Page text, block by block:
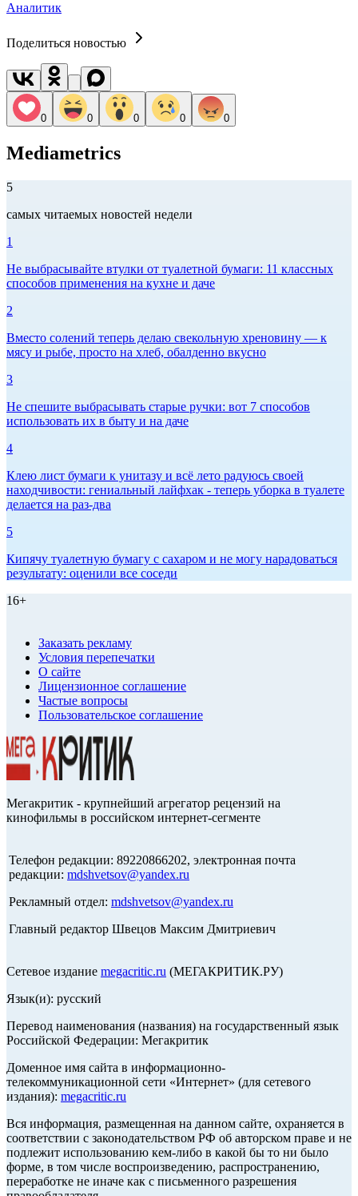
Аналитик
Поделиться новостью
0 0 0 0 0
Mediametrics
5
самых читаемых новостей недели
1
Не выбрасывайте втулки от туалетной бумаги: 11 классных
способов применения на кухне и даче
2
Вместо солений теперь делаю свекольную хреновину — к
мясу и рыбе, просто на хлеб, обалденно вкусно
3
Не спешите выбрасывать старые ручки: вот 7 способов
использовать их в быту и на даче
4
Клею лист бумаги к унитазу и всё лето радуюсь своей
находчивости: гениальный лайфхак - теперь уборка в туалете
делается на раз-два
5
Кипячу туалетную бумагу с сахаром и не могу нарадоваться
результату: оценили все соседи
16+
Заказать рекламу
Условия перепечатки
О сайте
Лицензионное соглашение
Частые вопросы
Пользовательское соглашение
Мегакритик - крупнейший агрегатор рецензий на
кинофильмы в российском интернет-сегменте
Телефон редакции: 89220866202, электронная почта
редакции: mdshvetsov@yandex.ru
Рекламный отдел: mdshvetsov@yandex.ru
Главный редактор Швецов Максим Дмитриевич
Сетевое издание megacritic.ru (МЕГАКРИТИК.РУ)
Язык(и): русский
Перевод наименования (названия) на государственный язык
Российской Федерации: Мегакритик
Доменное имя сайта в информационно-
телекоммуникационной сети «Интернет» (для сетевого
издания): megacritic.ru
Вся информация, размещенная на данном сайте, охраняется в
соответствии с законодательством РФ об авторском праве и не
подлежит использованию кем-либо в какой бы то ни было
форме, в том числе воспроизведению, распространению,
переработке не иначе как с письменного разрешения